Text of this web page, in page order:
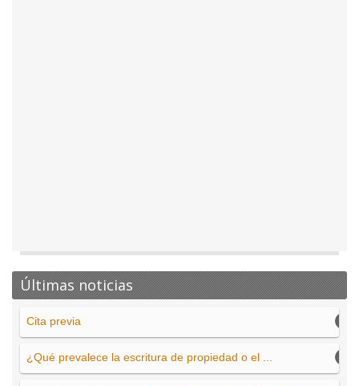
Últimas noticias
Cita previa
¿Qué prevalece la escritura de propiedad o el ...